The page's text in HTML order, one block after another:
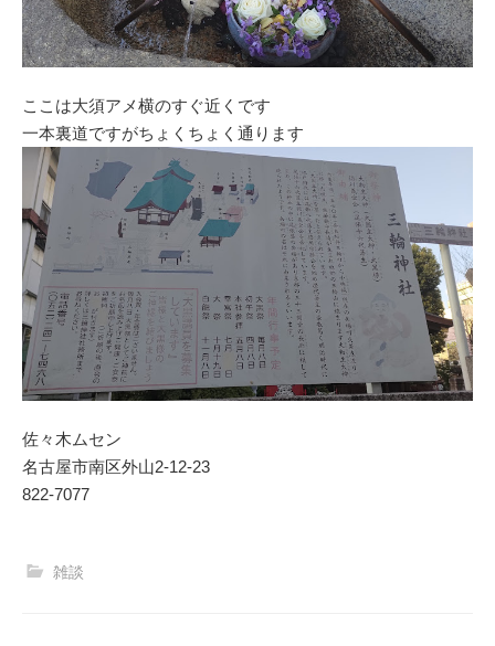
ここは大須アメ横のすぐ近くです
一本裏道ですがちょくちょく通ります
佐々木ムセン
名古屋市南区外山2-12-23
822-7077
雑談